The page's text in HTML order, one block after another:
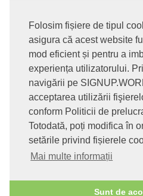
Folosim fișiere de tipul
asigura că acest website
mod eficient și pentru a
experiența utilizatorului.
navigării pe
acceptarea utilizării
conform Politicii de
Totodată, poți modifica în
setările privind fișierele
Mai multe informații
Sunt de
© 2017-2026. Toate drepturile
SIGNUPDOTWORK SRL
confidentialitate | Politica de
Politica GDPR